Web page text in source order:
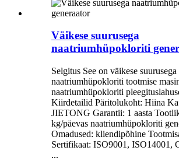
Väikese suurusega
naatriumhüpokloriti
Selgitus See on väikese suurusega
naatriumhüpokloriti tootmise
naatriumhüpokloriti
Kiirdetailid Päritolukoht: Hiina
JIETONG Garantii: 1 aasta
kg/päevas naatriumhüpokloriti
Omadused: kliendipõhine
Sertifikaat: ISO9001, ISO14001,
...